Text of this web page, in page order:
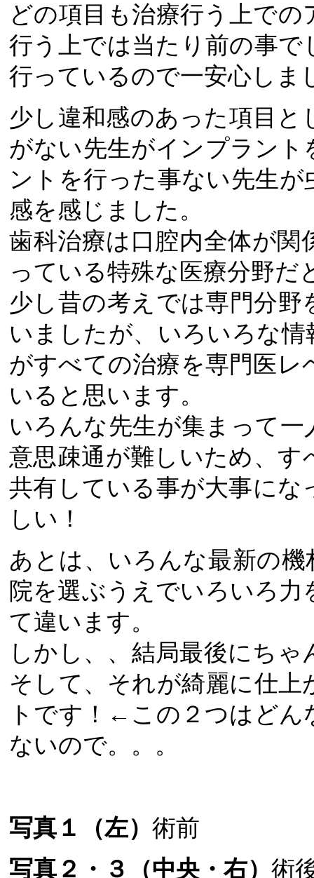
どの項目も治療行う上で
行う上では当たり前の事
行っているので一安心しま
少し違和感のあった項目
がない先生がインプラン
ントを行った事ない先生
感を感じました。
歯科治療は口腔内全体が
っている特殊な医療分野だ
少し昔の考えでは専門分
いましたが、いろいろな
がすべての治療を専門医
いると思います。
いろんな先生が集まって
意思疎通が難しいため、
共有している事が大事に
しい！
あとは、いろんな最新の
院を選ぶうえでいろいろ
て違います。
しかし、、結局最後にち
そして、それが綺麗に仕
トです！←この２つはどん
ないので。。。
写真１（左） 術前
写真２・３（中央・右） 術